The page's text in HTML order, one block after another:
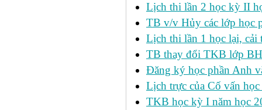
Lịch thi lần 2 học kỳ II
TB v/v Hủy các lớp học
Lịch thi lần 1 học lại, cải
TB thay đổi TKB lớp
Đăng ký học phần Anh
Lịch trực của Cố vấn học
TKB học kỳ I năm học